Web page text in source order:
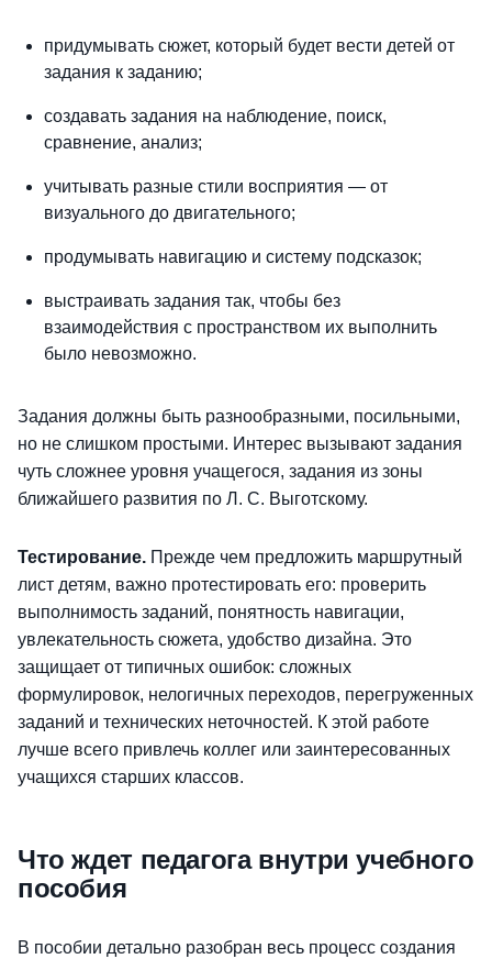
придумывать сюжет, который будет вести детей от
задания к заданию;
создавать задания на наблюдение, поиск,
сравнение, анализ;
учитывать разные стили восприятия — от
визуального до двигательного;
продумывать навигацию и систему подсказок;
выстраивать задания так, чтобы без
взаимодействия с пространством их выполнить
было невозможно.
Задания должны быть разнообразными, посильными,
но не слишком простыми. Интерес вызывают задания
чуть сложнее уровня учащегося, задания из зоны
ближайшего развития по Л. С. Выготскому.
Тестирование. Прежде чем предложить маршрутный
лист детям, важно протестировать его: проверить
выполнимость заданий, понятность навигации,
увлекательность сюжета, удобство дизайна. Это
защищает от типичных ошибок: сложных
формулировок, нелогичных переходов, перегруженных
заданий и технических неточностей. К этой работе
лучше всего привлечь коллег или заинтересованных
учащихся старших классов.
Что ждет педагога внутри учебного
пособия
В пособии детально разобран весь процесс создания